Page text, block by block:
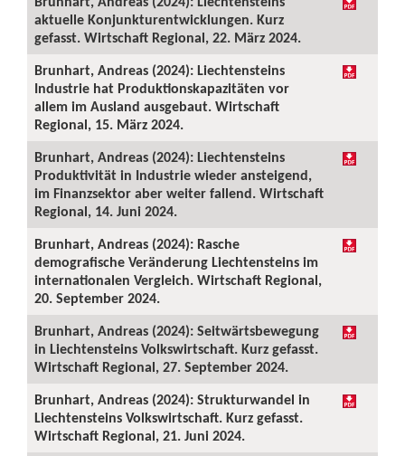
aktuelle Konjunkturentwicklungen. Kurz
gefasst. Wirtschaft Regional, 22. März 2024.
Brunhart, Andreas (2024): Liechtensteins
Industrie hat Produktionskapazitäten vor
allem im Ausland ausgebaut. Wirtschaft
Regional, 15. März 2024.
Brunhart, Andreas (2024): Liechtensteins
Produktivität in Industrie wieder ansteigend,
im Finanzsektor aber weiter fallend. Wirtschaft
Regional, 14. Juni 2024.
Brunhart, Andreas (2024): Rasche
demografische Veränderung Liechtensteins im
internationalen Vergleich. Wirtschaft Regional,
20. September 2024.
Brunhart, Andreas (2024): Seitwärtsbewegung
in Liechtensteins Volkswirtschaft. Kurz gefasst.
Wirtschaft Regional, 27. September 2024.
Brunhart, Andreas (2024): Strukturwandel in
Liechtensteins Volkswirtschaft. Kurz gefasst.
Wirtschaft Regional, 21. Juni 2024.